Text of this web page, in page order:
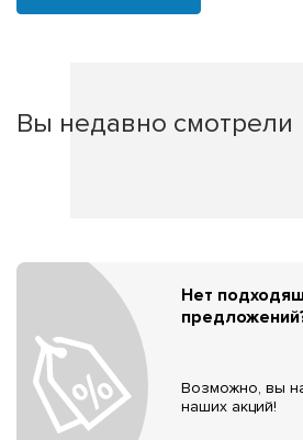
Вы недавно смотрели
Нет
Возможно, вы
наших акций!